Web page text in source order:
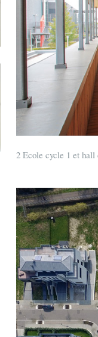
2 Ecole cycle 1 et